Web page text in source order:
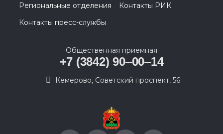
Региональные отделения
Контакты РИК
Контакты пресс-службы
Общественная приемная
+7 (3842) 90‒00‒14
​Кемерово, Советский проспект, 56